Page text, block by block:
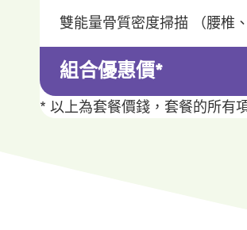
雙能量骨質密度掃描 （腰椎、
組合優惠價*
* 以上為套餐價錢，套餐的所有